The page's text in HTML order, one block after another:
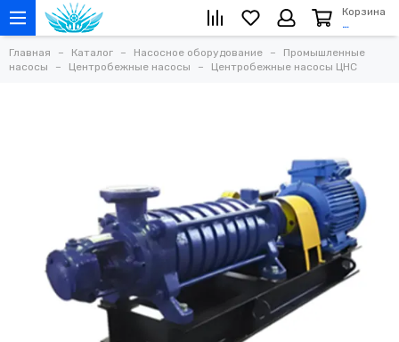
Корзина
…
Главная Каталог Насосное оборудование
Промышленные
насосы
Центробежные насосы Центробежные насосы ЦНС